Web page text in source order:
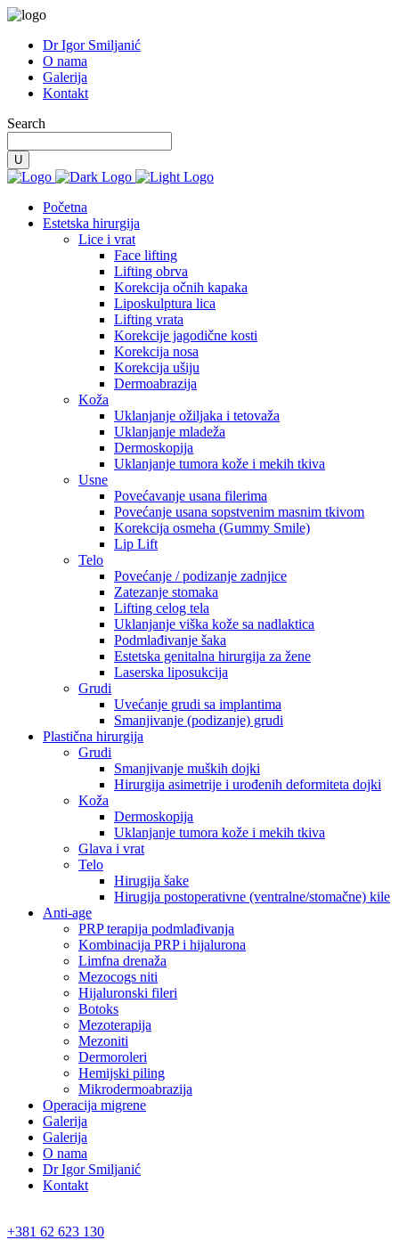
Dr Igor Smiljanić
O nama
Galerija
Kontakt
Search
Početna
Estetska hirurgija
Lice i vrat
Face lifting
Lifting obrva
Korekcija očnih kapaka
Liposkulptura lica
Lifting vrata
Korekcije jagodične kosti
Korekcija nosa
Korekcija ušiju
Dermoabrazija
Koža
Uklanjanje ožiljaka i tetovaža
Uklanjanje mladeža
Dermoskopija
Uklanjanje tumora kože i mekih tkiva
Usne
Povećavanje usana filerima
Povećanje usana sopstvenim masnim tkivom
Korekcija osmeha (Gummy Smile)
Lip Lift
Telo
Povećanje / podizanje zadnjice
Zatezanje stomaka
Lifting celog tela
Uklanjanje viška kože sa nadlaktica
Podmlađivanje šaka
Estetska genitalna hirurgija za žene
Laserska liposukcija
Grudi
Uvećanje grudi sa implantima
Smanjivanje (podizanje) grudi
Plastična hirurgija
Grudi
Smanjivanje muških dojki
Hirurgija asimetrije i urođenih deformiteta dojki
Koža
Dermoskopija
Uklanjanje tumora kože i mekih tkiva
Glava i vrat
Telo
Hirugija šake
Hirugija postoperativne (ventralne/stomačne) kile
Anti-age
PRP terapija podmlađivanja
Kombinacija PRP i hijalurona
Limfna drenaža
Mezocogs niti
Hijaluronski fileri
Botoks
Mezoterapija
Mezoniti
Dermoroleri
Hemijski piling
Mikrodermoabrazija
Operacija migrene
Galerija
Galerija
O nama
Dr Igor Smiljanić
Kontakt
+381 62 623 130